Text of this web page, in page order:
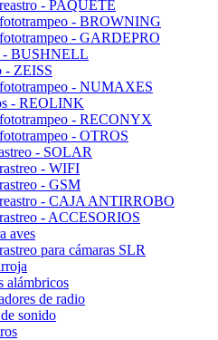
- PAQUETE
- BROWNING
- GARDEPRO
- BUSHNELL
- ZEISS
fototrampeo - NUMAXES
- REOLINK
- RECONYX
- OTROS
- SOLAR
- WIFI
- GSM
reastro - CAJA ANTIRROBO
- ACCESORIOS
aves
para cámaras SLR
alámbricos
de radio
sonido